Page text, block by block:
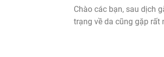
Chào các bạn, sau dịch
trạng về da cũng gặp rất